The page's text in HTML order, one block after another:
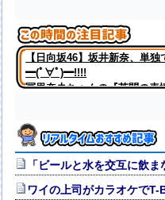
【日向坂46】坂井新奈、単
━(ﾟ∀ﾟ)━!!!!
冨里奈央ちゃんの『苦悶の表
「ビールと水を交互に飲
ワイの上司がカラオケで